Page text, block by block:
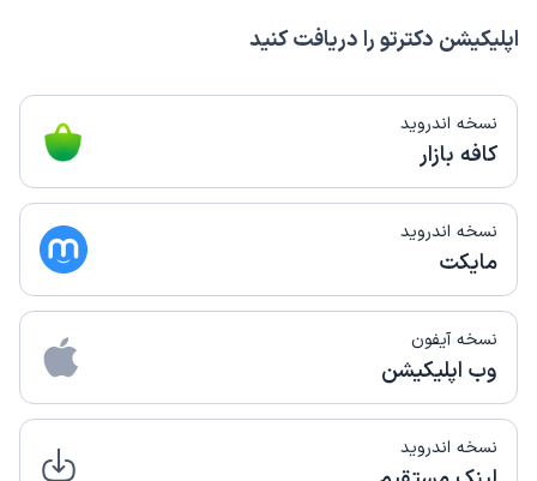
اپلیکیشن دکترتو را دریافت کنید
نسخه اندروید
کافه بازار
نسخه اندروید
مایکت
نسخه آیفون
وب اپلیکیشن
نسخه اندروید